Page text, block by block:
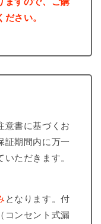
さい。
意書に基づくお
証期間内に万一
ただきます。
となります。付
コンセント式漏